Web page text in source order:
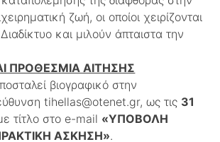
ζωή, οι οποίοι χειρίζονται
και μιλούν άπταιστα την
ΠΡΟΘΕΣΜΙΑ ΑΙΤΗΣΗΣ
βιογραφικό στην
tihellas@otenet.gr, ως τις 31
τίτλο στο e-mail «ΥΠΟΒΟΛΗ
ΑΣΚΗΣΗ».